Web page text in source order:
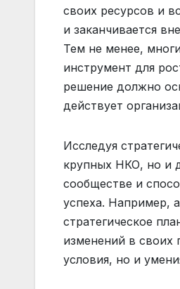
своих ресурсов и
и заканчивается
Тем не менее,
инструмент для
решение должно
действует
Исследуя
крупных НКО, но и
сообществе и
успеха. Например,
стратегическое
изменений в своих
условия, но и